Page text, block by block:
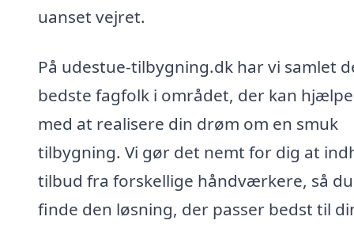
uanset vejret.
På udestue-tilbygning.dk har vi samlet
bedste fagfolk i området, der kan
med at realisere din drøm om en smuk
tilbygning. Vi gør det nemt for dig at
tilbud fra forskellige håndværkere, så
finde den løsning, der passer bedst til